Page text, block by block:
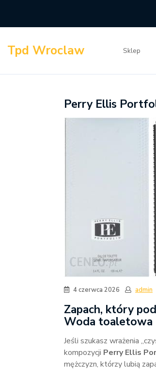
content
Tpd Wroclaw Sklep
Perry Ellis
4 czerwca 2026 admin
Zapach, który
Woda toaletowa
Jeśli szukasz wrażenia
kompozycji Perry Ellis
mężczyzn, którzy lubią